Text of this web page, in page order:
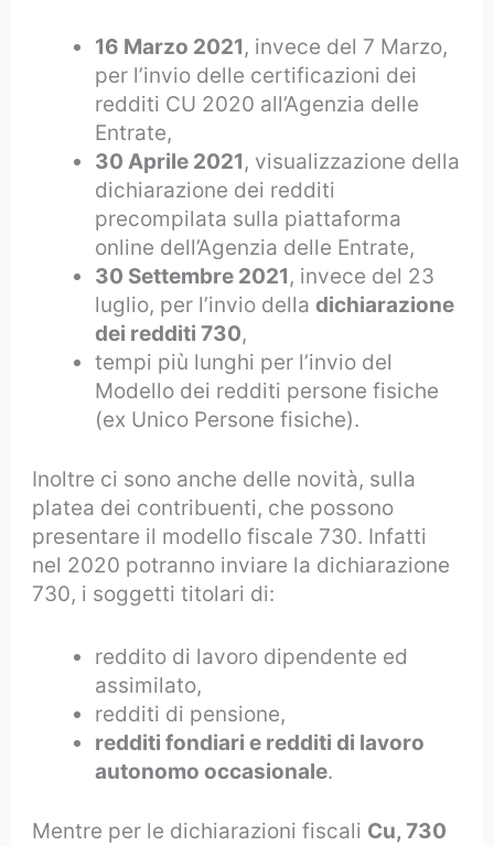
16 Marzo 2021, invece del 7 Marzo,
per l’invio delle certificazioni dei
redditi CU 2020 all’Agenzia delle
Entrate,
30 Aprile 2021, visualizzazione della
dichiarazione dei redditi
precompilata sulla piattaforma
online dell’Agenzia delle Entrate,
30 Settembre 2021, invece del 23
luglio, per l’invio delladichiarazione
dei redditi 730,
tempi più lunghi per l’invio del
Modello dei redditi persone fisiche
(ex Unico Persone fisiche).
Inoltre ci sono anche delle novità, sulla
platea dei contribuenti, che possono
presentare il modello fiscale 730. Infatti
nel 2020 potranno inviare la dichiarazione
730, i soggetti titolari di:
reddito di lavoro dipendente ed
assimilato,
redditi di pensione,
redditi fondiari e redditi di lavoro
autonomo occasionale.
Mentre per le dichiarazioni fiscali Cu, 730